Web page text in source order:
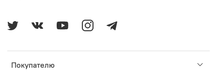
Покупателю